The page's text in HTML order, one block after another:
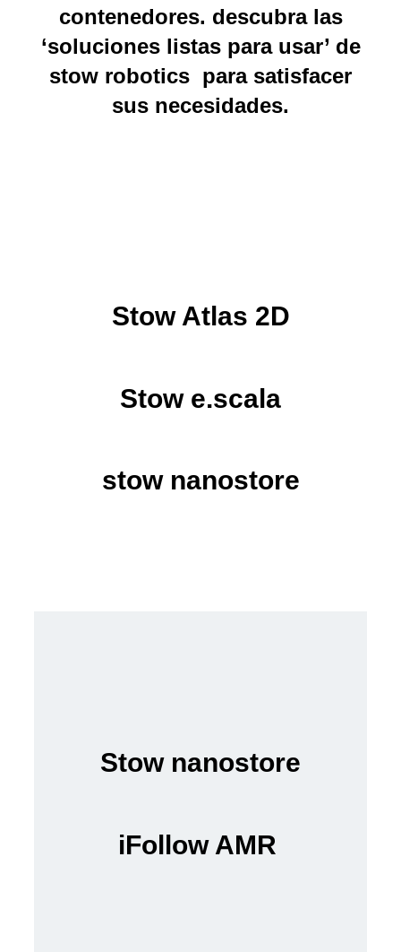
contenedores. descubra las
‘soluciones listas para usar’ de
stow robotics para satisfacer
sus necesidades.
Stow Atlas 2D
Stow e.scala
stow nanostore
Stow nanostore
iFollow AMR